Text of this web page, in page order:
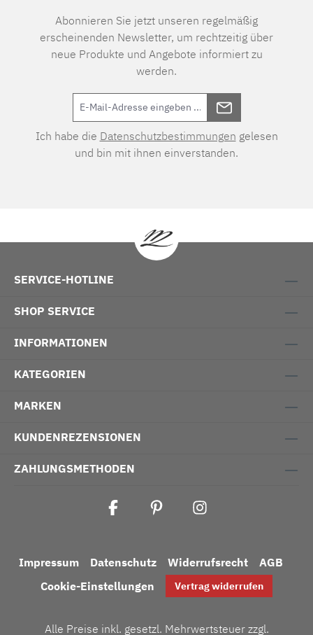
Abonnieren Sie jetzt unseren regelmäßig
erscheinenden Newsletter, um rechtzeitig über
neue Produkte und Angebote informiert zu
werden.
Ich habe die Datenschutzbestimmungen gelesen
und bin mit ihnen einverstanden.
SERVICE-HOTLINE
SHOP SERVICE
INFORMATIONEN
KATEGORIEN
MARKEN
KUNDENREZENSIONEN
ZAHLUNGSMETHODEN
Impressum Datenschutz Widerrufsrecht
AGB
Cookie-Einstellungen
Vertrag widerrufen
Alle Preise inkl. gesetzl. Mehrwertsteuer zzgl.